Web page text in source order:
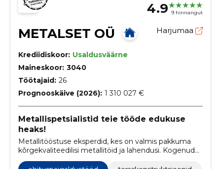
4.9 9 hinnangut
METALSET OÜ Harjumaa
Krediidiskoor: Usaldusväärne
Maineskoor: 3040
Töötajaid: 26
Prognooskäive (2026): 1 310 027 €
Metallispetsialistid teie tööde edukuse
heaks!
Metallitööstuse eksperdid, kes on valmis pakkuma
kõrgekvaliteedilisi metallitöid ja lahendusi. Kogenud
meeskond, lai teenuste valik ja rahvusvaheline